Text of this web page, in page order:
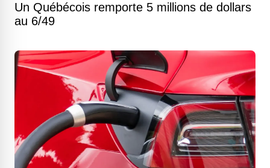
Un Québécois remporte 5 millions de dollars
au 6/49